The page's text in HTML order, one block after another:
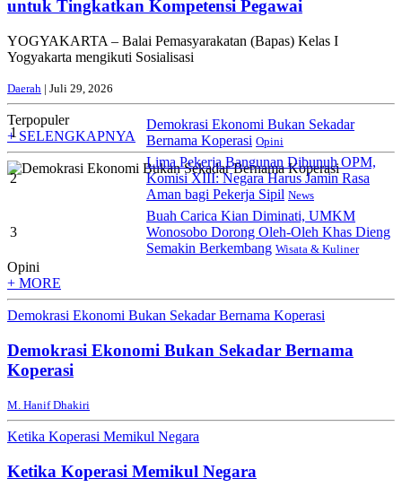
untuk Tingkatkan Kompetensi Pegawai
YOGYAKARTA – Balai Pemasyarakatan (Bapas) Kelas I
Yogyakarta mengikuti Sosialisasi
Daerah | Juli 29, 2026
Terpopuler
+ SELENGKAPNYA
1
Demokrasi Ekonomi Bukan Sekadar
Bernama Koperasi Opini
2
Lima Pekerja Bangunan Dibunuh OPM,
Komisi XIII: Negara Harus Jamin Rasa
Aman bagi Pekerja Sipil News
3
Buah Carica Kian Diminati, UMKM
Wonosobo Dorong Oleh-Oleh Khas Dieng
Semakin Berkembang Wisata & Kuliner
Opini
+ MORE
Demokrasi Ekonomi Bukan Sekadar Bernama Koperasi
Demokrasi Ekonomi Bukan Sekadar Bernama
Koperasi
M. Hanif Dhakiri
Ketika Koperasi Memikul Negara
Ketika Koperasi Memikul Negara